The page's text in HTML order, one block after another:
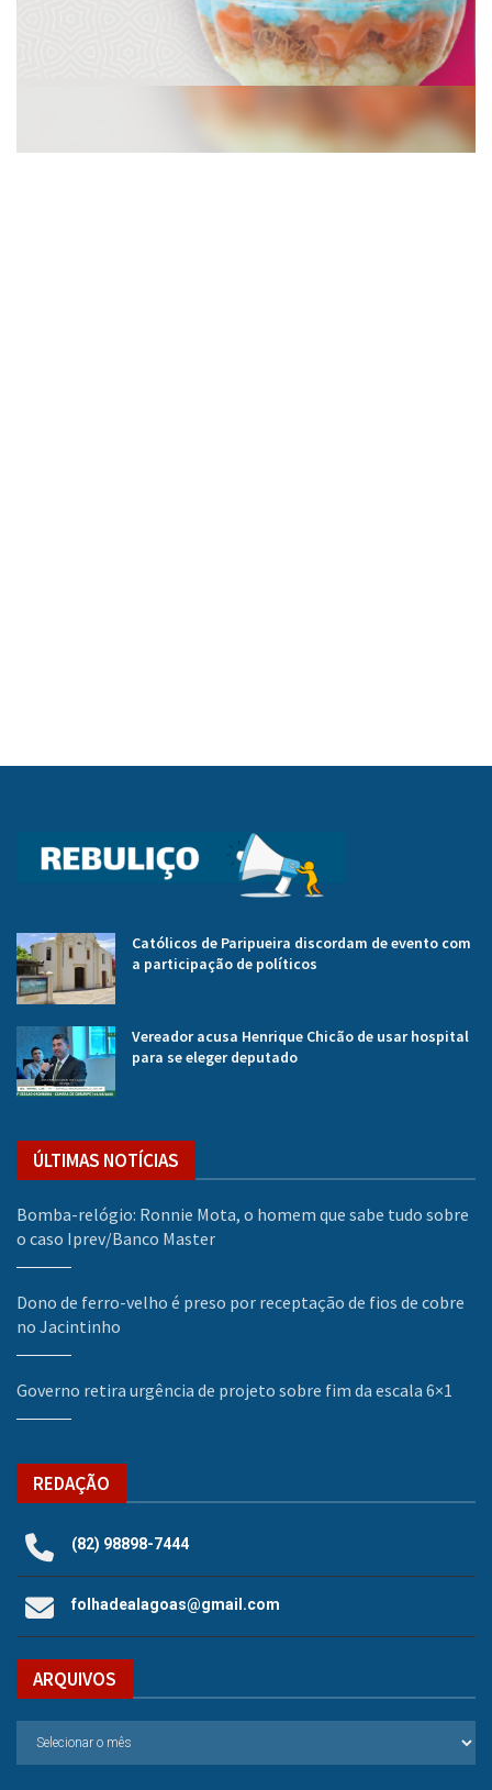
Católicos de Paripueira discordam de evento com
a participação de políticos
Vereador acusa Henrique Chicão de usar hospital
para se eleger deputado
ÚLTIMAS NOTÍCIAS
Bomba-relógio: Ronnie Mota, o homem que sabe tudo sobre
o caso Iprev/Banco Master
Dono de ferro-velho é preso por receptação de fios de cobre
no Jacintinho
Governo retira urgência de projeto sobre fim da escala 6×1
REDAÇÃO
(82) 98898-7444
folhadealagoas@gmail.com
ARQUIVOS